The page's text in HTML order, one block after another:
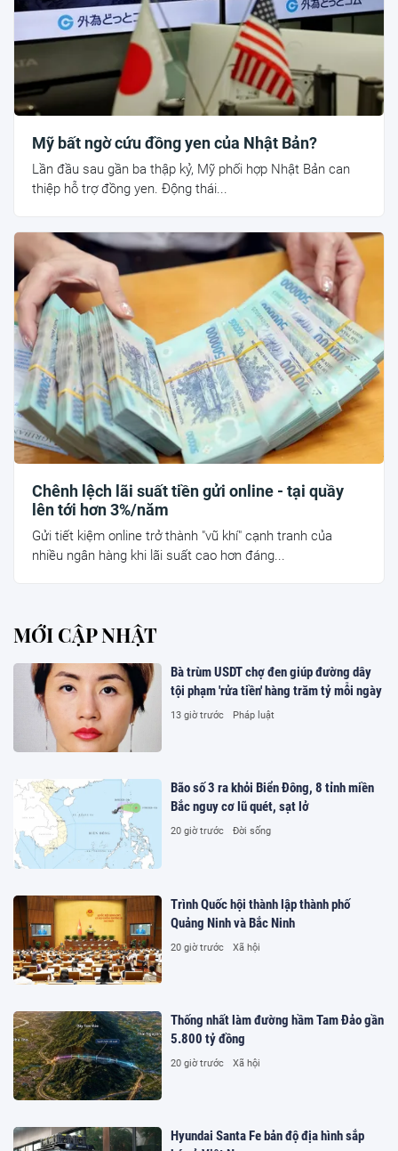
Mỹ bất ngờ cứu đồng yen của Nhật Bản?
Lần đầu sau gần ba thập kỷ, Mỹ phối hợp Nhật Bản can
thiệp hỗ trợ đồng yen. Động thái...
Chênh lệch lãi suất tiền gửi online - tại quầy
lên tới hơn 3%/năm
Gửi tiết kiệm online trở thành "vũ khí" cạnh tranh của
nhiều ngân hàng khi lãi suất cao hơn đáng...
MỚI CẬP NHẬT
Bà trùm USDT chợ đen giúp đường dây
tội phạm 'rửa tiền' hàng trăm tỷ mỗi ngày
13 giờ trước Pháp luật
Bão số 3 ra khỏi Biển Đông, 8 tỉnh miền
Bắc nguy cơ lũ quét, sạt lở
20 giờ trước Đời sống
Trình Quốc hội thành lập thành phố
Quảng Ninh và Bắc Ninh
20 giờ trước Xã hội
Thống nhất làm đường hầm Tam Đảo gần
5.800 tỷ đồng
20 giờ trước Xã hội
Hyundai Santa Fe bản độ địa hình sắp